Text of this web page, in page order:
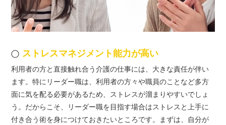
ストレスマネジメント能力が高い
利用者の方と直接触れ合う介護の仕事には、大きな責任が伴い
ます。特にリーダー職は、利用者の方々や職員のことなど多方
面に気を配る必要があるため、ストレスが溜まりやすいでしょ
う。だからこそ、リーダー職を目指す場合はストレスと上手に
付き合う術を身につけておきたいところです。まずは、自分が